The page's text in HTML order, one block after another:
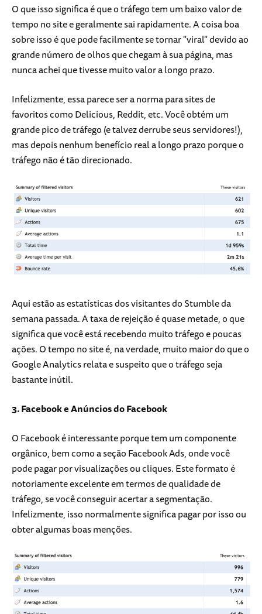
O que isso significa é que o tráfego tem um baixo valor de
tempo no site e geralmente sai rapidamente. A coisa boa
sobre isso é que pode facilmente se tornar "viral" devido ao
grande número de olhos que chegam à sua página, mas
nunca achei que tivesse muito valor a longo prazo.
Infelizmente, essa parece ser a norma para sites de
favoritos como Delicious, Reddit, etc. Você obtém um
grande pico de tráfego (e talvez derrube seus servidores!),
mas depois nenhum benefício real a longo prazo porque o
tráfego não é tão direcionado.
Aqui estão as estatísticas dos visitantes do Stumble da
semana passada. A taxa de rejeição é quase metade, o que
significa que você está recebendo muito tráfego e poucas
ações. O tempo no site é, na verdade, muito maior do que o
Google Analytics relata e suspeito que o tráfego seja
bastante inútil.
3. Facebook e Anúncios do Facebook
O Facebook é interessante porque tem um componente
orgânico, bem como a seção Facebook Ads, onde você
pode pagar por visualizações ou cliques. Este formato é
notoriamente excelente em termos de qualidade de
tráfego, se você conseguir acertar a segmentação.
Infelizmente, isso normalmente significa pagar por isso ou
obter algumas boas menções.